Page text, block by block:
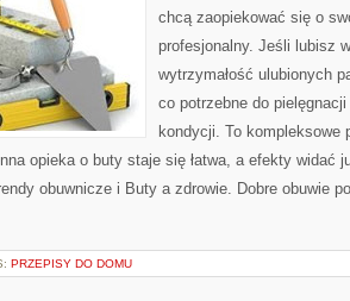
chcą zaopiekować się o
profesjonalny. Jeśli lubisz
wytrzymałość ulubionych
co potrzebne do
kondycji. To kompleksowe
opieka o buty staje się łatwa, a efekty widać
obuwnicze i Buty a zdrowie. Dobre obuwie
PRZEPISY DO DOMU